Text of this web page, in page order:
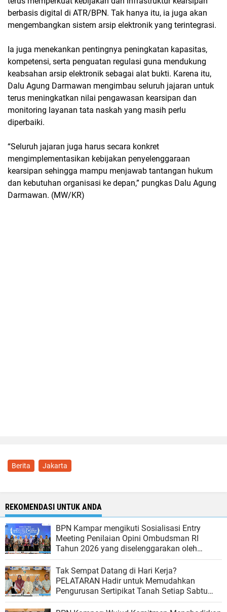
berbasis digital di ATR/BPN. Tak hanya itu, ia juga akan
mengembangkan sistem arsip elektronik yang terintegrasi.
Ia juga menekankan pentingnya peningkatan kapasitas,
kompetensi, serta penguatan regulasi guna mendukung
keabsahan arsip elektronik sebagai alat bukti. Karena itu,
Dalu Agung Darmawan mengimbau seluruh jajaran untuk
terus meningkatkan nilai pengawasan kearsipan dan
monitoring layanan tata naskah yang masih perlu
diperbaiki.
“Seluruh jajaran juga harus secara konkret
mengimplementasikan kebijakan penyelenggaraan
kearsipan sehingga mampu menjawab tantangan hukum
dan kebutuhan organisasi ke depan,” pungkas Dalu Agung
Darmawan. (MW/KR)
Berita Jakarta
REKOMENDASI UNTUK ANDA
BPN Kampar mengikuti Sosialisasi Entry
Meeting Penilaian Opini Ombudsman RI
Tahun 2026 yang diselenggarakan oleh
Ombudsman RI
Tak Sempat Datang di Hari Kerja?
PELATARAN Hadir untuk Memudahkan
Pengurusan Sertipikat Tanah Setiap Sabtu
dan Minggu